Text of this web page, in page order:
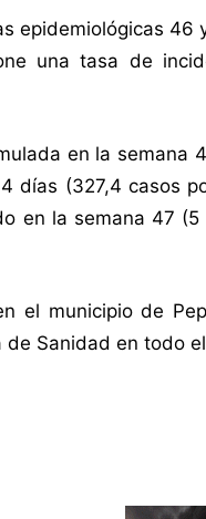
epidemiológicas
una tasa de
en la
días (327,4 casos
en la semana 47
el municipio de
de Sanidad en todo